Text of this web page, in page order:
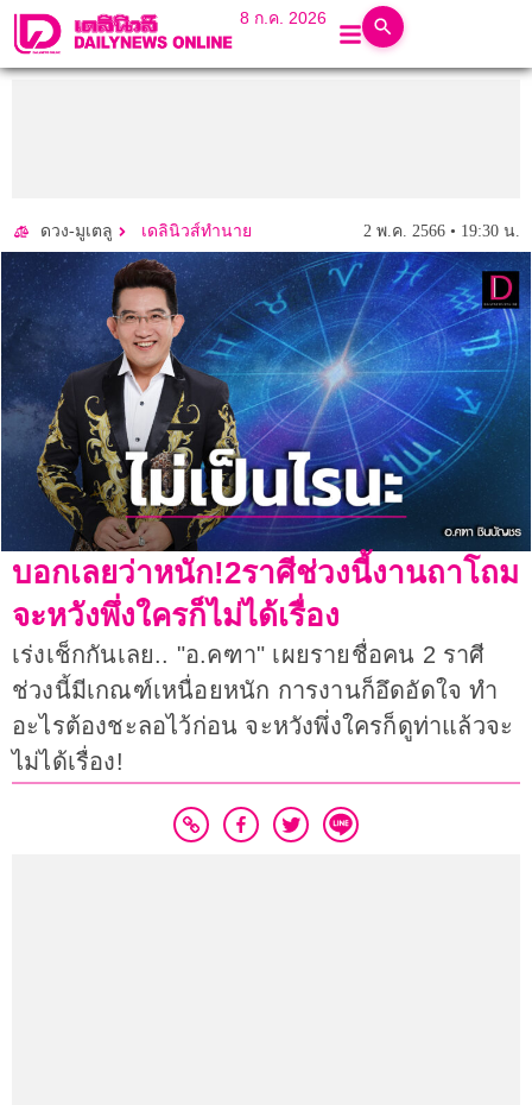
8 ก.ค. 2026
ดวง-มูเตลู เดลินิวส์ทำนาย 2 พ.ค. 2566 • 19:30 น.
บอกเลยว่าหนัก!2ราศีช่วงนี้งานถาโถม
จะหวังพึ่งใครก็ไม่ได้เรื่อง
เร่งเช็กกันเลย.. "อ.คฑา" เผยรายชื่อคน 2 ราศี
ช่วงนี้มีเกณฑ์เหนื่อยหนัก การงานก็อึดอัดใจ ทำ
อะไรต้องชะลอไว้ก่อน จะหวังพึ่งใครก็ดูท่าแล้วจะ
ไม่ได้เรื่อง!